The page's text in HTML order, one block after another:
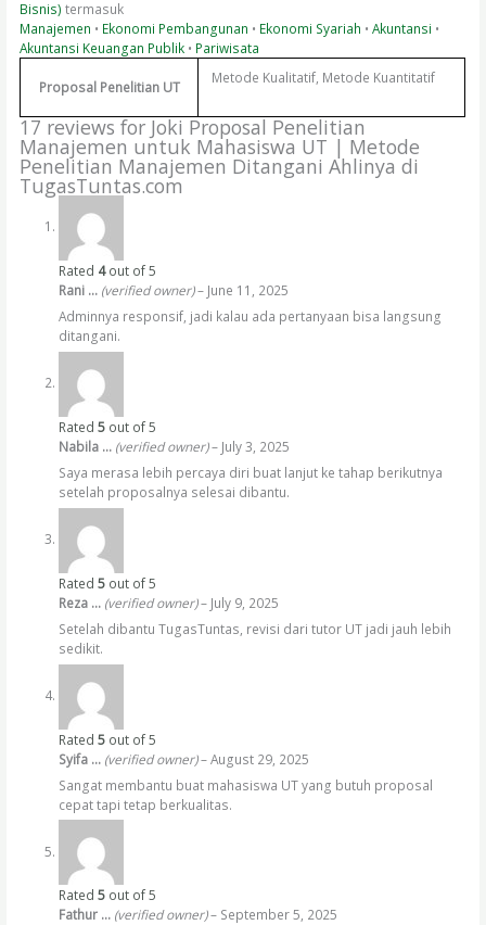
Bisnis) termasuk
Manajemen • Ekonomi Pembangunan • Ekonomi Syariah •Akuntansi •
Akuntansi Keuangan Publik • Pariwisata
Proposal Penelitian UT
Metode Kualitatif, Metode Kuantitatif
17 reviews for Joki Proposal Penelitian
Manajemen untuk Mahasiswa UT | Metode
Penelitian Manajemen Ditangani Ahlinya di
TugasTuntas.com
Rated 4out of 5
Rani … (verified owner) – June 11, 2025
Adminnya responsif, jadi kalau ada pertanyaan bisa langsung
ditangani.
Rated 5out of 5
Nabila … (verified owner) – July 3, 2025
Saya merasa lebih percaya diri buat lanjut ke tahap berikutnya
setelah proposalnya selesai dibantu.
Rated 5out of 5
Reza … (verified owner) – July 9, 2025
Setelah dibantu TugasTuntas, revisi dari tutor UT jadi jauh lebih
sedikit.
Rated 5out of 5
Syifa … (verified owner) – August 29, 2025
Sangat membantu buat mahasiswa UT yang butuh proposal
cepat tapi tetap berkualitas.
Rated 5out of 5
Fathur … (verified owner) – September 5, 2025